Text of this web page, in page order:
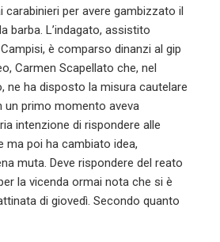
carabinieri per avere gambizzato il
barba. L’indagato, assistito
Campisi, è comparso dinanzi al gip
Carmen Scapellato che, nel
ne ha disposto la misura cautelare
un primo momento aveva
intenzione di rispondere alle
ma poi ha cambiato idea,
muta. Deve rispondere del reato
la vicenda ormai nota che si è
di giovedì. Secondo quanto